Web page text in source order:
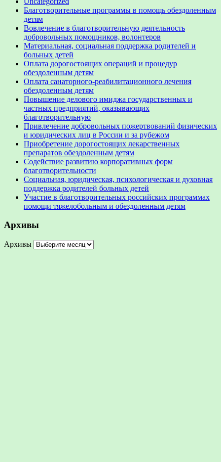
Благотворительные программы в помощь обездоленным
детям
Вовлечение в благотворительную деятельность
добровольных помощников, волонтеров
Материальная, социальная поддержка родителей и
больных детей
Оплата дорогостоящих операций и процедур
обездоленным детям
Оплата санаторного-реабилитационного лечения
обездоленным детям
Повышение делового имиджа государственных и
частных предприятий, оказывающих
благотворительную
Привлечение добровольных пожертвований физических
и юридических лиц в России и за рубежом
Приобретение дорогостоящих лекарственных
препаратов обездоленным детям
Содействие развитию корпоративных форм
благотворительности
Социальная, юридическая, психологическая и духовная
поддержка родителей больных детей
Участие в благотворительных российских программах
помощи тяжелобольным и обездоленным детям
Архивы
Архивы